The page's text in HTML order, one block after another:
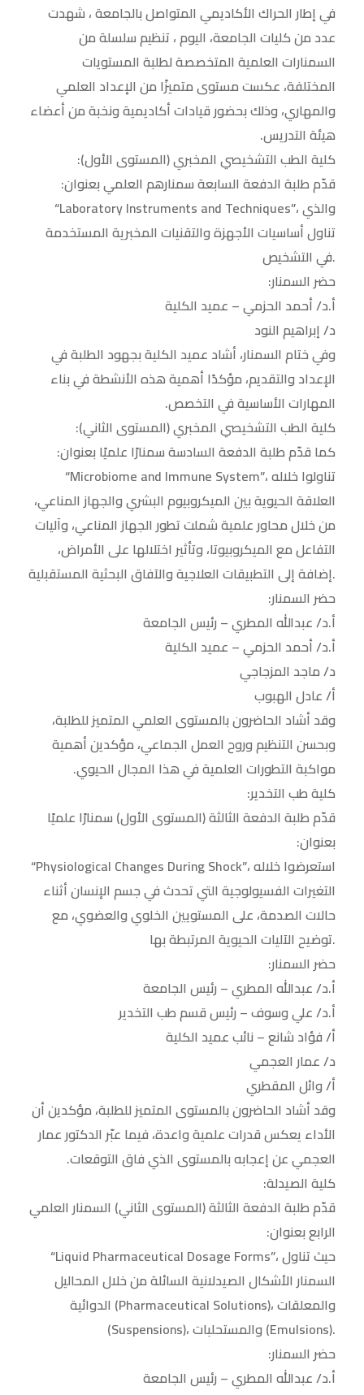
في إطار الحراك الأكاديمي المتواصل بالجامعة ، شهدت
عدد من كليات الجامعة، اليوم ، تنظيم سلسلة من
السمنارات العلمية المتخصصة لطلبة المستويات
المختلفة، عكست مستوى متميزًا من الإعداد العلمي
والمهاري، وذلك بحضور قيادات أكاديمية ونخبة من أعضاء
هيئة التدريس.
كلية الطب التشخيصي المخبري (المستوى الأول):
قدّم طلبة الدفعة السابعة سمنارهم العلمي بعنوان:
“Laboratory Instruments and Techniques”، والذي
تناول أساسيات الأجهزة والتقنيات المخبرية المستخدمة
في التشخيص.
حضر السمنار:
أ.د/ أحمد الحزمي – عميد الكلية
د/ إبراهيم النود
وفي ختام السمنار، أشاد عميد الكلية بجهود الطلبة في
الإعداد والتقديم، مؤكدًا أهمية هذه الأنشطة في بناء
المهارات الأساسية في التخصص.
كلية الطب التشخيصي المخبري (المستوى الثاني):
كما قدّم طلبة الدفعة السادسة سمنارًا علميًا بعنوان:
“Microbiome and Immune System”، تناولوا خلاله
العلاقة الحيوية بين الميكروبيوم البشري والجهاز المناعي،
من خلال محاور علمية شملت تطور الجهاز المناعي، وآليات
التفاعل مع الميكروبيوتا، وتأثير اختلالها على الأمراض،
إضافة إلى التطبيقات العلاجية والآفاق البحثية المستقبلية.
حضر السمنار:
أ.د/ عبدالله المطري – رئيس الجامعة
أ.د/ أحمد الحزمي – عميد الكلية
د/ ماجد المزجاجي
أ/ عادل الهبوب
وقد أشاد الحاضرون بالمستوى العلمي المتميز للطلبة،
وبحسن التنظيم وروح العمل الجماعي، مؤكدين أهمية
مواكبة التطورات العلمية في هذا المجال الحيوي.
كلية طب التخدير:
قدّم طلبة الدفعة الثالثة (المستوى الأول) سمنارًا علميًا
بعنوان:
“Physiological Changes During Shock”، استعرضوا خلاله
التغيرات الفسيولوجية التي تحدث في جسم الإنسان أثناء
حالات الصدمة، على المستويين الخلوي والعضوي، مع
توضيح الآليات الحيوية المرتبطة بها.
حضر السمنار:
أ.د/ عبدالله المطري – رئيس الجامعة
أ.د/ علي وسوف – رئيس قسم طب التخدير
أ/ فؤاد شانع – نائب عميد الكلية
د/ عمار العجمي
أ/ وائل المقطري
وقد أشاد الحاضرون بالمستوى المتميز للطلبة، مؤكدين أن
الأداء يعكس قدرات علمية واعدة، فيما عبّر الدكتور عمار
العجمي عن إعجابه بالمستوى الذي فاق التوقعات.
كلية الصيدلة:
قدّم طلبة الدفعة الثالثة (المستوى الثاني) السمنار العلمي
الرابع بعنوان:
“Liquid Pharmaceutical Dosage Forms”، حيث تناول
السمنار الأشكال الصيدلانية السائلة من خلال المحاليل
الدوائية (Pharmaceutical Solutions)، والمعلقات
(Suspensions)، والمستحلبات (Emulsions).
حضر السمنار:
أ.د/ عبدالله المطري – رئيس الجامعة